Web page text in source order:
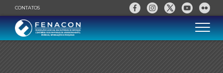
CONTATOS